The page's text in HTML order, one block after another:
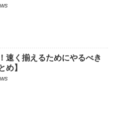
速く揃えるためにやるべき
め】